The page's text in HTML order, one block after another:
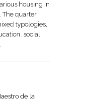
housing in
The quarter
typologies,
social
de la